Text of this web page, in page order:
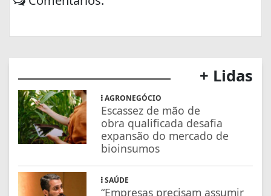
+ Lidas
AGRONEGÓCIO
Escassez de mão de
obra qualificada desafia
expansão do mercado de
bioinsumos
SAÚDE
“Empresas precisam assumir